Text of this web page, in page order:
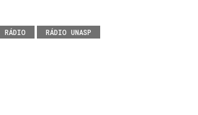
RÁDIO RÁDIO UNASP